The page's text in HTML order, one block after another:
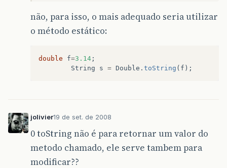
não, para isso, o mais adequado seria utilizar
o método estático:
double f=3.14 ;
String
s = Double . toString ( f );
jolivier19 de set. de 2008
0 toString não é para retornar um valor do
metodo chamado, ele serve tambem para
modificar??